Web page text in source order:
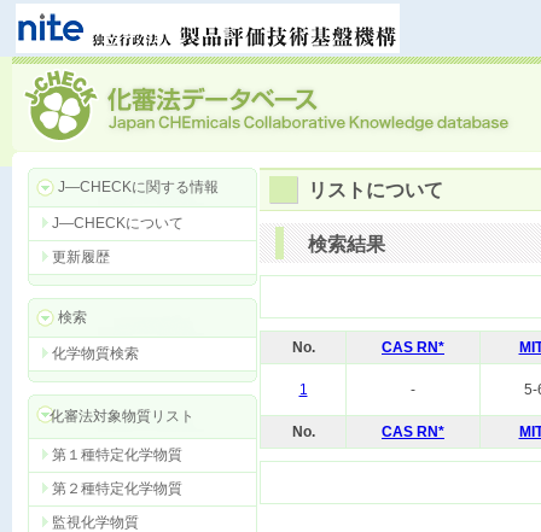
J―CHECKに関する情報
J―CHECKについて
更新履歴
検索
化学物質検索
化審法対象物質リスト
第１種特定化学物質
第２種特定化学物質
監視化学物質
リストについて
検索結果
No. CAS RN*
1 - 5-
No. CAS RN*